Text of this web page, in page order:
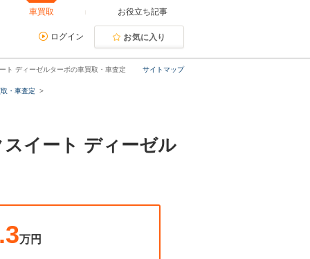
車買取 お役立ち記事
ログイン お気に入り
サイトマップ
ト ディーゼルターボの車買取・車査定
・車査定
イート ディーゼル
万円